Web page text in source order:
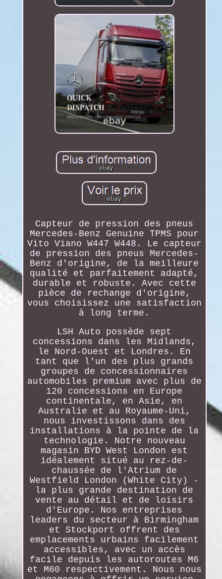
Capteur de pression des pneus
Mercedes-Benz Genuine TPMS pour
Vito Viano W447 W448. Le capteur
de pression des pneus Mercedes-
Benz d'origine, de la meilleure
qualité et parfaitement adapté,
durable et robuste. Avec cette
pièce de rechange d'origine,
vous choisissez une satisfaction
à long terme.
LSH Auto possède sept
concessions dans les Midlands,
le Nord-Ouest et Londres. En
tant que l'un des plus grands
groupes de concessionnaires
automobiles premium avec plus de
120 concessions en Europe
continentale, en Asie, en
Australie et au Royaume-Uni,
nous investissons dans des
installations à la pointe de la
technologie. Notre nouveau
magasin BYD West London est
idéalement situé au rez-de-
chaussée de l'Atrium de
Westfield London (White City) -
la plus grande destination de
vente au détail et de loisirs
d'Europe. Nos entreprises
leaders du secteur à Birmingham
et Stockport offrent des
emplacements urbains facilement
accessibles, avec un accès
facile depuis les autoroutes M6
et M60 respectivement. Nous nous